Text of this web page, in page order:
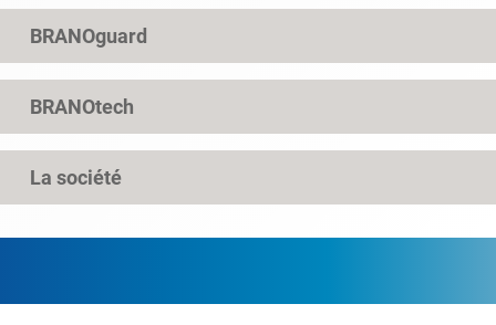
BRANOguard
BRANOtech
La société